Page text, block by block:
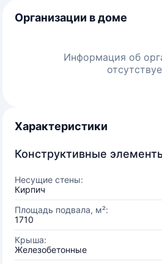
Организации в доме
Информация об
Характеристики
Конструктивные
Несущие стены:
Кирпич
Площадь подвала, м²:
1710
Крыша:
Железобетонные